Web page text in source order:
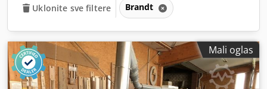
Uklonite sve filtere Brandt
Mali oglas